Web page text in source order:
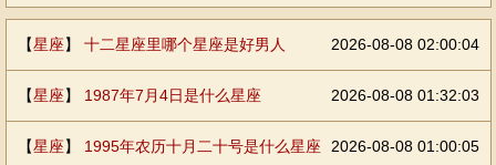
【星座】 十二星座里哪个星座是好男人 2026-08-08 02:00:04
【星座】 1987年7月4日是什么星座 2026-08-08 01:32:03
【星座】 1995年农历十月二十号是什么星座 2026-08-08 01:00:05